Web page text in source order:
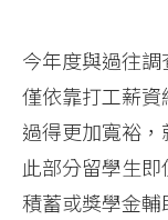
今年度與過往
僅依靠打工薪
過得更加寬裕
此部分留學生
積蓄或獎學金輔